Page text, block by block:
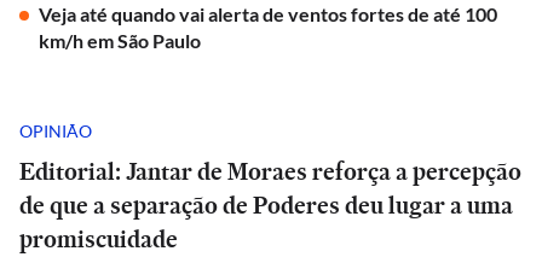
Veja até quando vai alerta de ventos fortes de até 100
km/h em São Paulo
OPINIÃO
Editorial: Jantar de Moraes reforça a percepção
de que a separação de Poderes deu lugar a uma
promiscuidade